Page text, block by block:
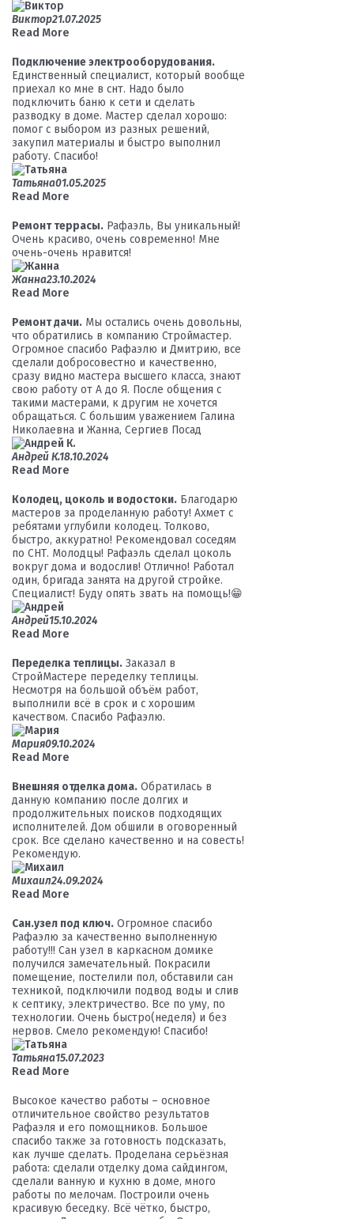
Виктор21.07.2025
Read More
Подключение электрооборудования.
Единственный специалист, который вообще
приехал ко мне в снт. Надо было
подключить баню к сети и сделать
разводку в доме. Мастер сделал хорошо:
помог с выбором из разных решений,
закупил материалы и быстро выполнил
работу. Спасибо!
Татьяна01.05.2025
Read More
Ремонт террасы. Рафаэль, Вы уникальный!
Очень красиво, очень современно! Мне
очень-очень нравится!
Жанна23.10.2024
Read More
Ремонт дачи. Мы остались очень довольны,
что обратились в компанию Строймастер.
Огромное спасибо Рафаэлю и Дмитрию, все
сделали добросовестно и качественно,
сразу видно мастера высшего класса, знают
свою работу от А до Я. После общения с
такими мастерами, к другим не хочется
обращаться. С большим уважением Галина
Николаевна и Жанна, Сергиев Посад
Андрей К.18.10.2024
Read More
Колодец, цоколь и водостоки. Благодарю
мастеров за проделанную работу! Ахмет с
ребятами углубили колодец. Толково,
быстро, аккуратно! Рекомендовал соседям
по СНТ. Молодцы! Рафаэль сделал цоколь
вокруг дома и водослив! Отлично! Работал
один, бригада занята на другой стройке.
Специалист! Буду опять звать на помощь!😁
Андрей15.10.2024
Read More
Переделка теплицы. Заказал в
СтройМастере переделку теплицы.
Несмотря на большой объём работ,
выполнили всё в срок и с хорошим
качеством. Спасибо Рафаэлю.
Мария09.10.2024
Read More
Внешняя отделка дома. Обратилась в
данную компанию после долгих и
продолжительных поисков подходящих
исполнителей. Дом обшили в оговоренный
срок. Все сделано качественно и на совесть!
Рекомендую.
Михаил24.09.2024
Read More
Сан.узел под ключ. Огромное спасибо
Рафаэлю за качественно выполненную
работу!!! Сан узел в каркасном домике
получился замечательный. Покрасили
помещение, постелили пол, обставили сан
техникой, подключили подвод воды и слив
к септику, электричество. Все по уму, по
технологии. Очень быстро(неделя) и без
нервов. Смело рекомендую! Спасибо!
Татьяна15.07.2023
Read More
Высокое качество работы – основное
отличительное свойство результатов
Рафаэля и его помощников. Большое
спасибо также за готовность подсказать,
как лучше сделать. Проделана серьёзная
работа: сделали отделку дома сайдингом,
сделали ванную и кухню в доме, много
работы по мелочам. Построили очень
красивую беседку. Всё чётко, быстро,